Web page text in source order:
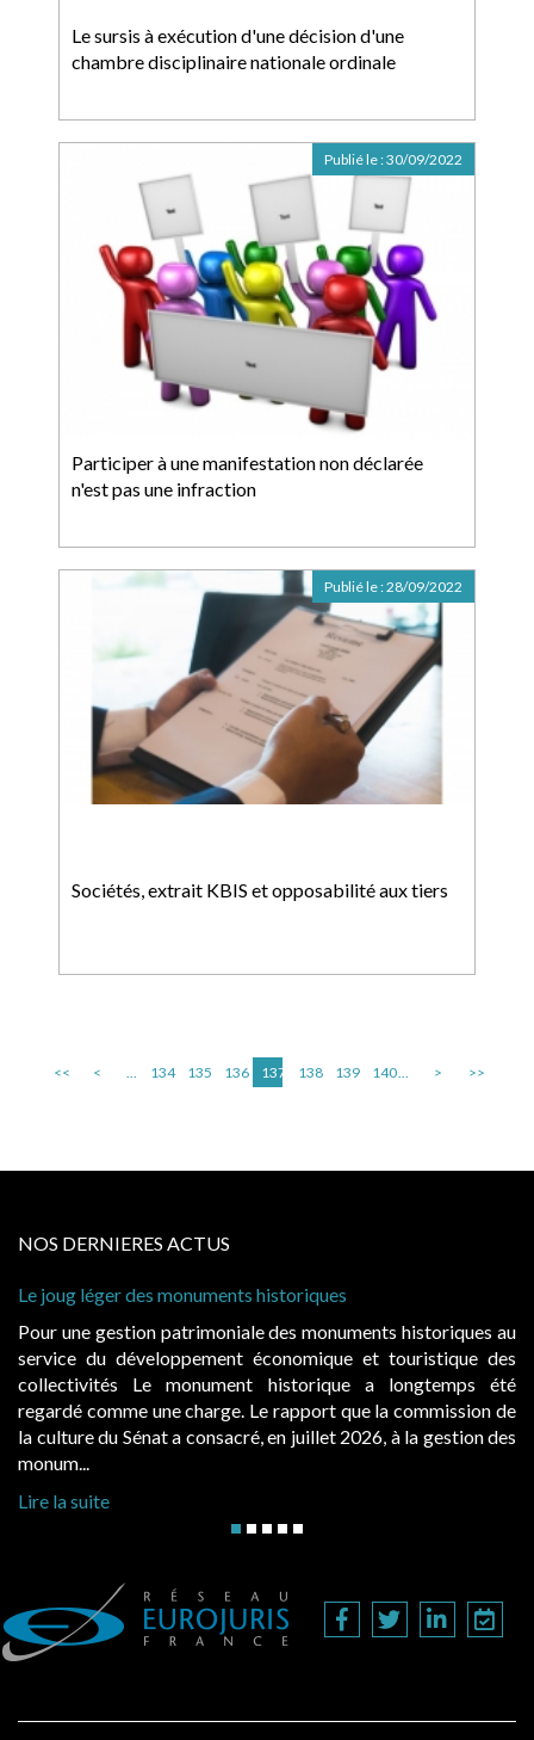
Le sursis à exécution d'une décision d'une
chambre disciplinaire nationale ordinale
Participer à une manifestation non déclarée
n'est pas une infraction
Publié le :30/09/2022
Sociétés, extrait KBIS et opposabilité aux tiers
Publié le :28/09/2022
<< < ... 134 135 136 137 138 139 140... > >>
NOS DERNIERES ACTUS
joug léger des monuments historiques
une gestion patrimoniale des monuments historiques au
du développement économique et touristique des
Le monument historique a longtemps été
comme une charge. Le rapport que la commission de
culture du Sénat a consacré, en juillet 2026, à la gestion des
la suite